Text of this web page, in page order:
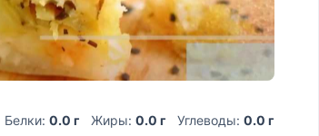
Белки: 0.0 г Жиры: 0.0 г Углеводы: 0.0 г